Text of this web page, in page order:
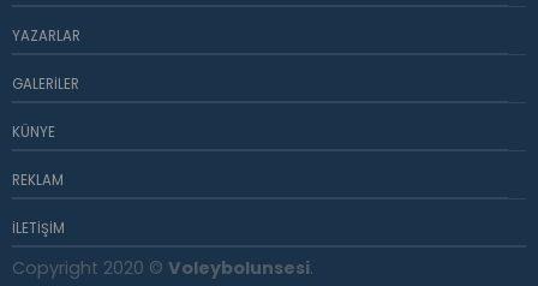
YAZARLAR
GALERILER
KÜNYE
REKLAM
İLETIŞIM
Copyright 2020 © Voleybolunsesi.